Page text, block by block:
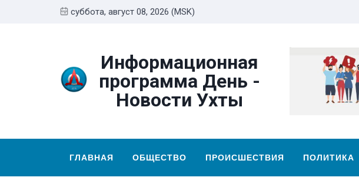
суббота, август 08, 2026 (MSK)
Информационная
программа День -
Новости Ухты
ГЛАВНАЯ ОБЩЕСТВО ПРОИСШЕСТВИЯ ПОЛИТИКА